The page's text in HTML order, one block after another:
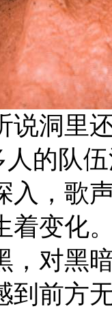
说洞里
的队
入，歌
着变化
，对黑
到前方